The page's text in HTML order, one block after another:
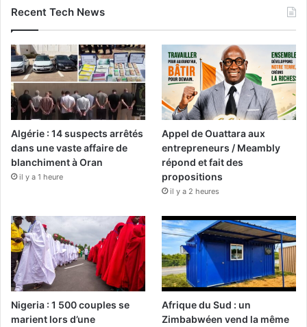
Recent Tech News
Algérie : 14 suspects arrêtés
dans une vaste affaire de
blanchiment à Oran
il y a 1 heure
Appel de Ouattara aux
entrepreneurs / Meambly
répond et fait des
propositions
il y a 2 heures
Nigeria : 1 500 couples se
marient lors d’une
Afrique du Sud : un
Zimbabwéen vend la même